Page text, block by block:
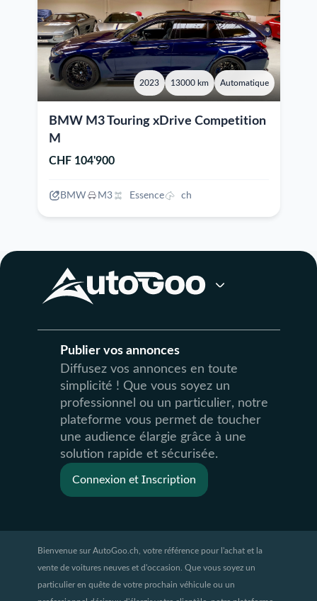
2023 13000 km Automatique
BMW M3 Touring xDrive Competition
M
CHF 104'900
BMW M3 Essence ch
Publier vos annonces
Diffusez vos annonces en toute
simplicité ! Que vous soyez un
professionnel ou un particulier, notre
plateforme vous permet de toucher
une audience élargie grâce à une
solution rapide et sécurisée.
Connexion et Inscription
Bienvenue sur AutoGoo.ch, votre référence pour l'achat et la
vente de voitures neuves et d'occasion. Que vous soyez un
particulier en quête de votre prochain véhicule ou un